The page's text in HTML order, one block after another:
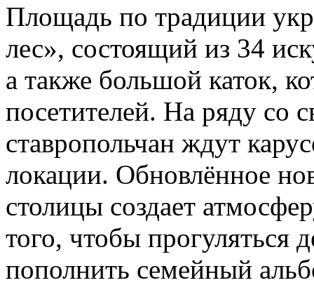
Площадь по традиции
лес», состоящий из 34
а также большой каток,
посетителей. На ряду со
ставропольчан ждут
локации. Обновлённое
столицы создает
того, чтобы прогуляться
пополнить семейный